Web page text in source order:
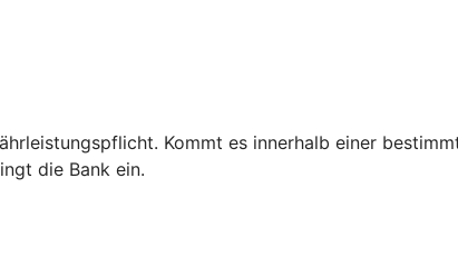
Kommt es innerhalb einer
die Bank ein.